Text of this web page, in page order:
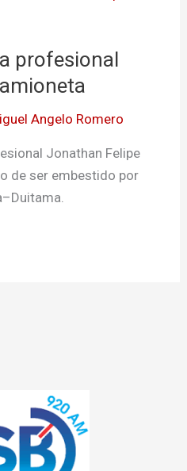
profesional
Angelo Romero
Jonathan Felipe
de ser embestido por